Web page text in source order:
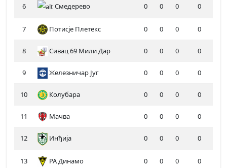
6 Смедерево 0 0 0 0
7 Потисје Плетекс 0 0 0 0
8 Сивац 69 Мили Дар 0 0 0 0
9 Железничар Југ 0 0 0 0
10 Колубара 0 0 0 0
11 Мачва 0 0 0 0
12 Инђија 0 0 0 0
13 РА Динамо 0 0 0 0